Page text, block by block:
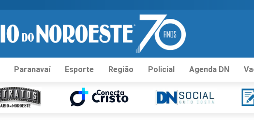
Paranavaí Esporte Região Policial Agenda DN